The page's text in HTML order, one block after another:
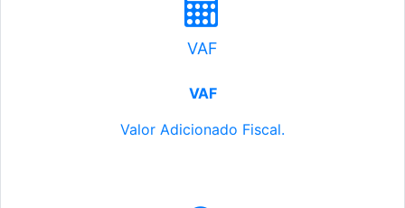
VAF
VAF
Valor Adicionado Fiscal.